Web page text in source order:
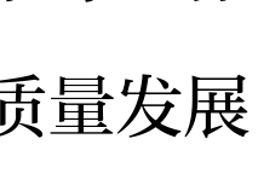
量发